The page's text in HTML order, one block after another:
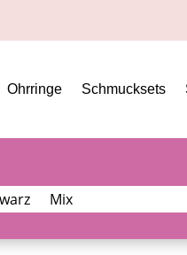
Ohrringe Schmucksets
Mix